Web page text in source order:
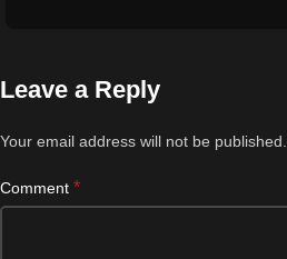
Leave a Reply
Your email address will not be published.
Comment *